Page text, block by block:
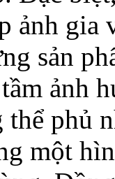
ảnh gia
sản
ảnh
thể phủ
một